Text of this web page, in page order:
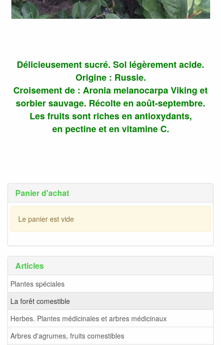
Panier d'achat
Le panier est vide
Articles
Plantes spéciales
La forêt comestible
Herbes. Plantes médicinales et arbres médicinaux
Arbres d'agrumes, fruits comestibles
Délicieusement sucré. Sol légèrement acide.
Origine : Russie.
Croisement de : Aronia melanocarpa Viking et
sorbier sauvage. Récolte en août-septembre.
Les fruits sont riches en antioxydants,
en pectine et en vitamine C.